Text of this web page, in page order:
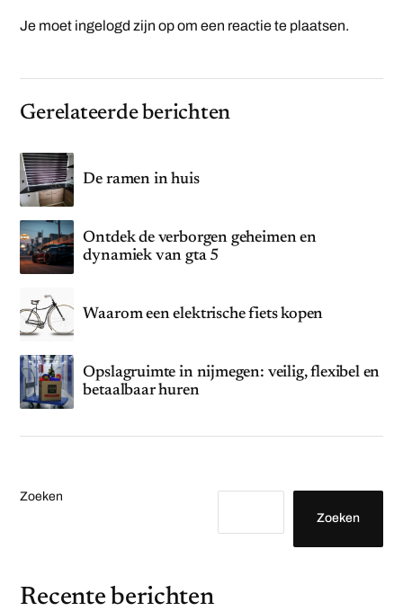
Je moet ingelogd zijn opom een reactie te plaatsen.
Gerelateerde berichten
De ramen in huis
Ontdek de verborgen geheimen en
dynamiek van gta 5
Waarom een elektrische fiets kopen
Opslagruimte in nijmegen: veilig, flexibel en
betaalbaar huren
Zoeken
Zoeken
Recente berichten